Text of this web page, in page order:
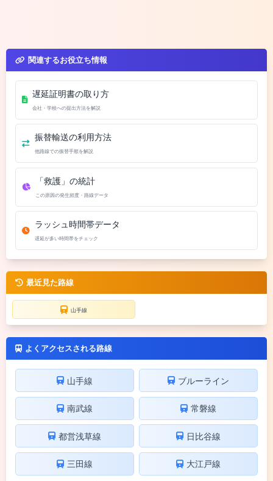
関連するお役立ち情報
遅延証明書の取り方
会社・学校への提出方法を解説
振替輸送の利用方法
他路線での振替手順を解説
「救護」の統計
この原因の発生頻度・路線データ
ラッシュ時間帯データ
遅延が多い時間帯をチェック
最近見た路線
山手線
よくアクセスされる路線
山手線 ブルーライン
南武線 常磐線
都営浅草線 日比谷線
三田線
大江戸線